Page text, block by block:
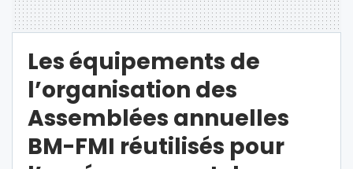
Les équipements de
l’organisation des
Assemblées annuelles
BM-FMI réutilisés pour